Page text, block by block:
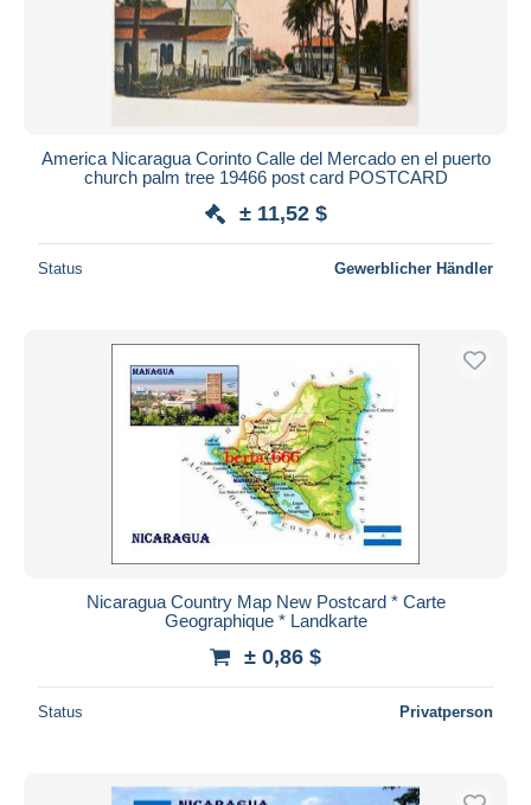
America Nicaragua Corinto Calle del Mercado en el puerto
church palm tree 19466 post card POSTCARD
± 11,52 $
Status Gewerblicher Händler
Nicaragua Country Map New Postcard * Carte
Geographique * Landkarte
± 0,86 $
Status Privatperson